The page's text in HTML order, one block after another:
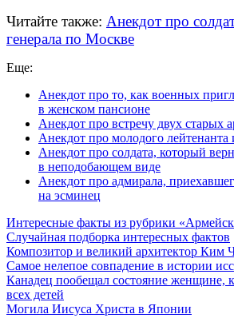
Читайте также: Анекдот про
генерала по Москве
Еще:
Анекдот про то, как военных
в женском пансионе
Анекдот про встречу двух старых
Анекдот про молодого лейтенанта
Анекдот про солдата, который
в неподобающем виде
Анекдот про адмирала,
на эсминец
Интересные факты из рубрики
Случайная подборка интересных фактов
Композитор и великий архитектор Ким
Самое нелепое совпадение в истории
Канадец пообещал состояние женщине,
всех детей
Могила Иисуса Христа в Японии